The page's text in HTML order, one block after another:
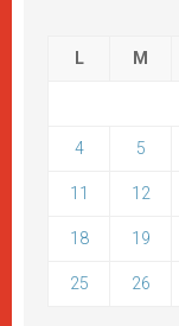
L M
4 5
11 12
18 19
25 26